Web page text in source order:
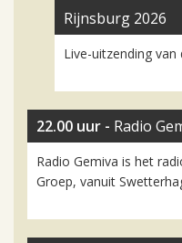
Rijnsburg 2026
Live-uitzending
22.00 uur - Radio
Radio Gemiva is het
Groep, vanuit